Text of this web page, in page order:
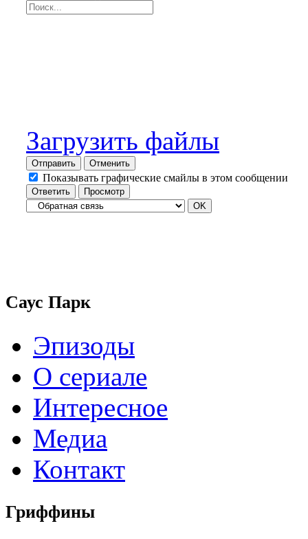
Загрузить файлы
Отправить Отменить
Показывать графические смайлы в этом сообщении
Саус Парк
Эпизоды
О сериале
Интересное
Медиа
Контакт
Гриффины